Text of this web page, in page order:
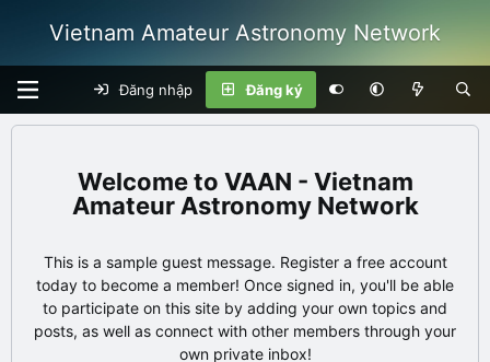
Vietnam Amateur Astronomy Network
Đăng nhập Đăng ký
VAAN - Vietnam
Amateur Astronomy Network
This is a sample guest message. Register a free account
today to become a member! Once signed in, you'll be able
to participate on this site by adding your own topics and
posts, as well as connect with other members through your
own private inbox!